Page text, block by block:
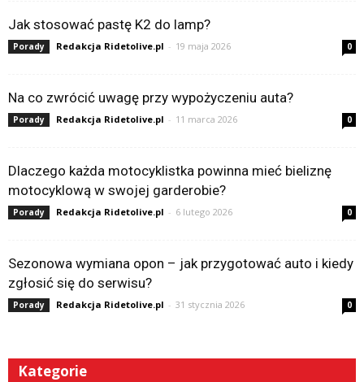
Jak stosować pastę K2 do lamp?
Porady Redakcja Ridetolive.pl - 19 maja 2026 0
Na co zwrócić uwagę przy wypożyczeniu auta?
Porady Redakcja Ridetolive.pl - 11 marca 2026 0
Dlaczego każda motocyklistka powinna mieć bieliznę
motocyklową w swojej garderobie?
Porady Redakcja Ridetolive.pl - 6 lutego 2026 0
Sezonowa wymiana opon – jak przygotować auto i kiedy
zgłosić się do serwisu?
Porady Redakcja Ridetolive.pl - 31 stycznia 2026 0
Kategorie